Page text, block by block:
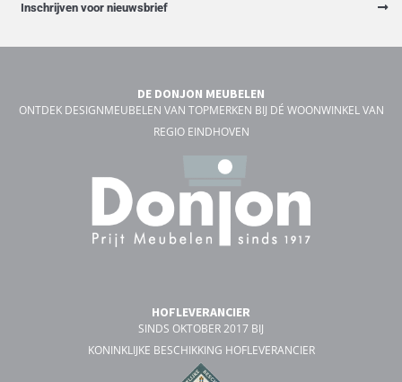
Inschrijven voor nieuwsbrief
DE DONJON MEUBELEN
ONTDEK DESIGNMEUBELEN VAN TOPMERKEN BIJ DÉ WOONWINKEL VAN
REGIO EINDHOVEN
HOFLEVERANCIER
SINDS OKTOBER 2017 BIJ
KONINKLIJKE BESCHIKKING HOFLEVERANCIER